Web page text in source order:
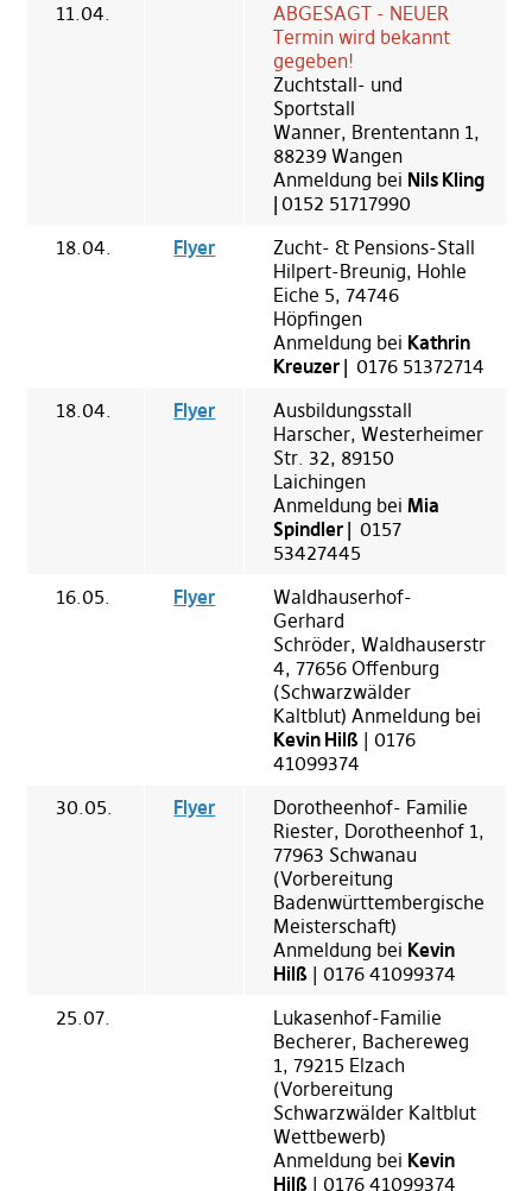
11.04.
ABGESAGT - NEUER
Termin wird bekannt
gegeben!
Zuchtstall- und
Sportstall
Wanner, Brententann 1,
88239 Wangen
Anmeldung bei Nils Kling
| 0152 51717990
18.04.
Flyer
Zucht- & Pensions-Stall
Hilpert-Breunig, Hohle
Eiche 5, 74746
Höpfingen
Anmeldung bei Kathrin
Kreuzer | 0176 51372714
18.04.
Flyer
Ausbildungsstall
Harscher, Westerheimer
Str. 32, 89150
Laichingen
Anmeldung beiMia
Spindler | 0157
53427445
16.05.
Flyer
Waldhauserhof-
Gerhard
Schröder, Waldhauserstr
4, 77656 Offenburg
(Schwarzwälder
Kaltblut) Anmeldung bei
Kevin Hilß | 0176
41099374
30.05.
Flyer
Dorotheenhof- Familie
Riester, Dorotheenhof 1,
77963 Schwanau
(Vorbereitung
Badenwürttembergische
Meisterschaft)
Anmeldung bei Kevin
Hilß | 0176 41099374
25.07.
Lukasenhof-Familie
Becherer, Bachereweg
1, 79215 Elzach
(Vorbereitung
Schwarzwälder Kaltblut
Wettbewerb)
Anmeldung bei Kevin
Hilß | 0176 41099374